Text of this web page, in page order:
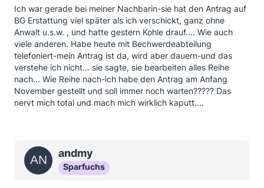
Ich war gerade bei meiner Nachbarin-sie hat den Antrag auf
BG Erstattung viel später als ich verschickt, ganz ohne
Anwalt u.s.w. , und hatte gestern Kohle drauf.... Wie auch
viele anderen. Habe heute mit Bechwerdeabteilung
telefoniert-mein Antrag ist da, wird aber dauern-und das
verstehe ich nicht... sie sagte, sie bearbeiten alles Reihe
nach... Wie Reihe nach-ich habe den Antrag am Anfang
November gestellt und soll immer noch warten????? Das
nervt mich total und mach mich wirklich kaputt....
andmy
Sparfuchs